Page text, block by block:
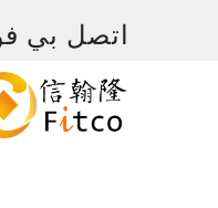
اتصل بي